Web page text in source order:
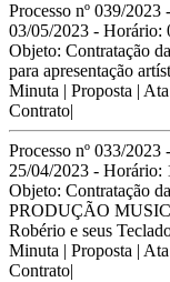
Processo nº 039/
03/05/2023 - Horário:
Objeto: Contratação
para apresentação
Minuta | Proposta | Ata
Contrato|
Processo nº 033/
25/04/2023 - Horário:
Objeto: Contratação
PRODUÇÃO
Robério e seus
Minuta | Proposta | Ata
Contrato|